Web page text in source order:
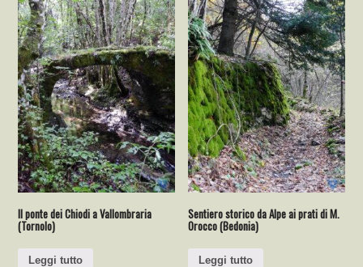
Il ponte dei Chiodi a Vallombraria
(Tornolo)
Leggi tutto
Sentiero storico da Alpe ai prati di M.
Orocco (Bedonia)
Leggi tutto